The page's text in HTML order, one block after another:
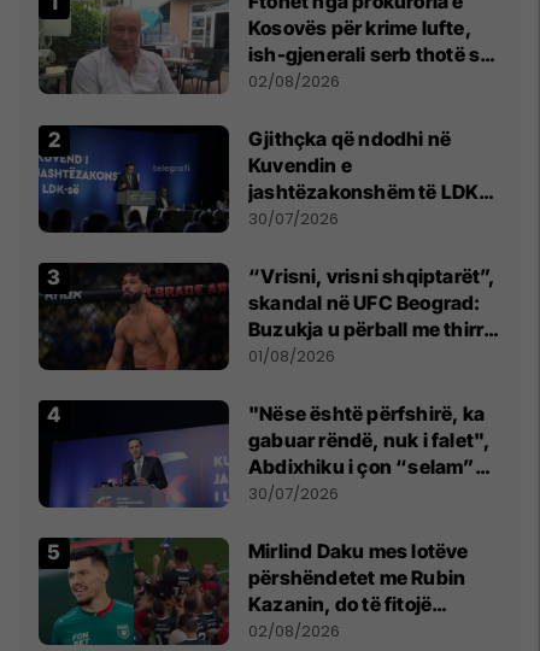
Kosovës për krime lufte,
ish-gjenerali serb thotë se
dikush e tradhtoi në
02/08/2026
Gjithçka që ndodhi në
Kuvendin e
jashtëzakonshëm të LDK-
së
30/07/2026
“Vrisni, vrisni shqiptarët”,
skandal në UFC Beograd:
Buzukja u përball me thirrje
anti-shqiptare nga
01/08/2026
"Nëse është përfshirë, ka
gabuar rëndë, nuk i falet",
Abdixhiku i çon “selam”
Përparim Ramës
30/07/2026
Mirlind Daku mes lotëve
përshëndetet me Rubin
Kazanin, do të fitojë
miliona te Spartak Moska
02/08/2026